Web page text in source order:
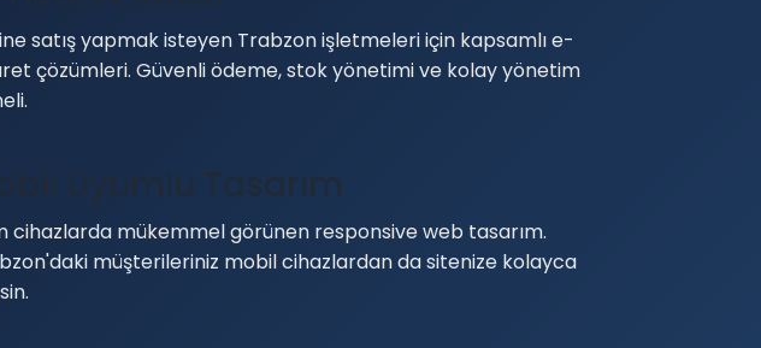
satış yapmak isteyen Trabzon işletmeleri için kapsamlı e-
çözümleri. Güvenli ödeme, stok yönetimi ve kolay yönetim
Uyumlu Tasarım
cihazlarda mükemmel görünen responsive web tasarım.
müşterileriniz mobil cihazlardan da sitenize kolayca